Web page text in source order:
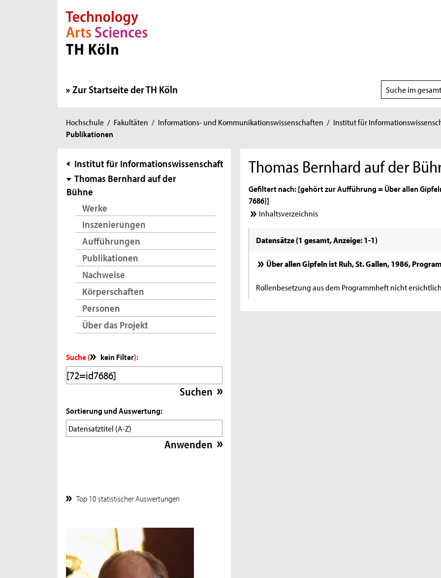
Direkt zur Hauptnavigation
Direkt zur Subnavigation
Direkt zum Inhalt
Direkt zum Fußbereich
Zur Startseite der TH Köln
Suchbereich
wählen
Sie
sind
Hochschule / Fakultäten / Informations- und Kommunikationswissenschaften / Institut für
Publikationen
Subnavigation
Institut für Informationswissenschaft
Thomas Bernhard auf der
Bühne
Werke
Inszenierungen
Aufführungen
Publikationen
Nachweise
Körperschaften
Personen
Über das Projekt
Suche ( kein Filter):
Sortierung und Auswertung:
Top 10 statistischer Auswertungen
Thomas Bernhard auf der
Gefiltert nach: [gehört zur Aufführung = Über allen
7686)]
Inhaltsverzeichnis
Datensätze (1 gesamt, Anzeige: 1-1)
Über allen Gipfeln ist Ruh, St. Gallen, 1986,
Rollenbesetzung aus dem Programmheft nicht ersichtlich